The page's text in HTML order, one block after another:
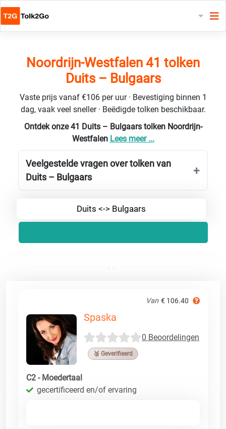
Noordrijn-Westfalen 41 tolken
Duits – Bulgaars
Vaste prijs vanaf €106 per uur · Bevestiging binnen 1
dag, vaak veel sneller · Beëdigde tolken beschikbaar.
Ontdek onze 41 Duits – Bulgaars tolken Noordrijn-
Westfalen Lees meer ...
Veelgestelde vragen over tolken van
Duits – Bulgaars
Duits <-> Bulgaars
Van € 106.40
Spaska
0 Beoordelingen
🥉 Geverifieerd
C2 - Moedertaal
gecertificeerd en/of ervaring